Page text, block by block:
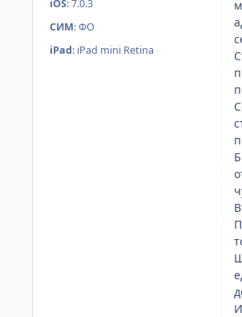
iOS:7.0.3
СИМ:ФО
iPad: iPad mini Retina